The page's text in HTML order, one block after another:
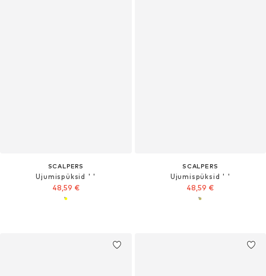
SCALPERS
Ujumispüksid ' '
48,59 €
SCALPERS
Ujumispüksid ' '
48,59 €